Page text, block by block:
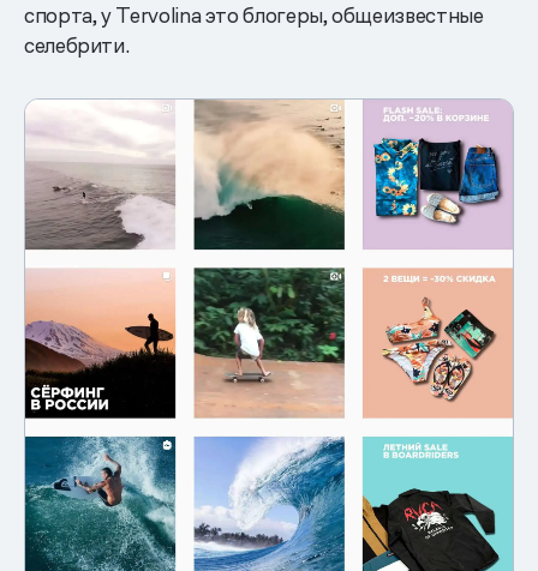
спорта, у Tervolina это блогеры, общеизвестные
селебрити.